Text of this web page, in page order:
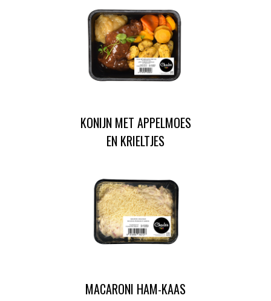
KONIJN MET APPELMOES
EN KRIELTJES
MACARONI HAM-KAAS